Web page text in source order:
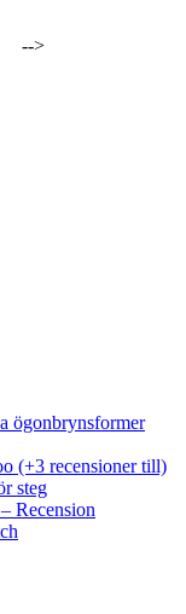
-->
ögonbrynsformer
(+3 recensioner till)
steg
Recension